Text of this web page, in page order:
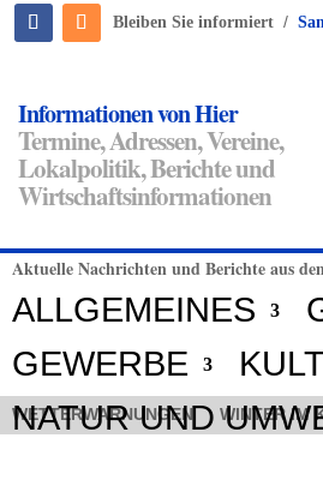
Bleiben Sie informiert /
Informationen von Hier
Termine, Adressen, Vereine,
Lokalpolitik, Berichte und
Wirtschaftsinformationen
Aktuelle Nachrichten und Berichte aus
ALLGEMEINES
GEWERBE
NATUR UND
WETTERWARNUNGEN WINTER IM